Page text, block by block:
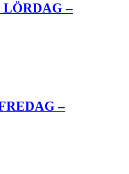
LÖRDAG –
–